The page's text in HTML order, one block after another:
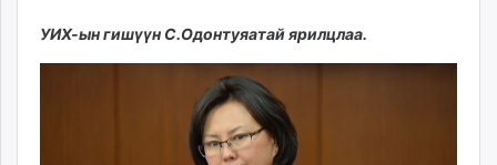
14:20:22
03:34:22
УИХ-ын гишүүн С.Одонтуяатай ярилцлаа.